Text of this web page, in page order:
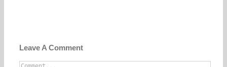
Leave A Comment
Comment